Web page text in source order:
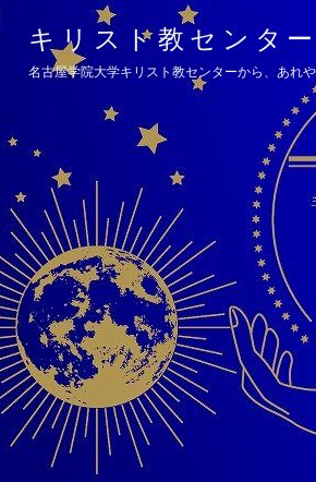
キリスト教センタ
名古屋学院大学キリスト教センターから、あれ